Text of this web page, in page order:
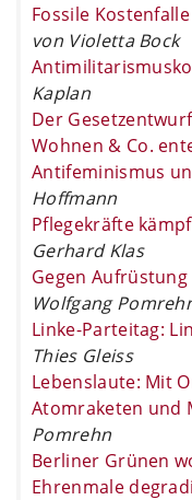
Fossile
von Violetta Bock
Kaplan
Der
Wohnen & Co.
Antifeminismus
Hoffmann
Pflegekräfte
Gerhard Klas
Gegen
Wolfgang
Linke-Parteitag:
Thies Gleiss
Lebenslaute: Mit
Atomraketen und
Pomrehn
Berliner Grünen
Ehrenmale